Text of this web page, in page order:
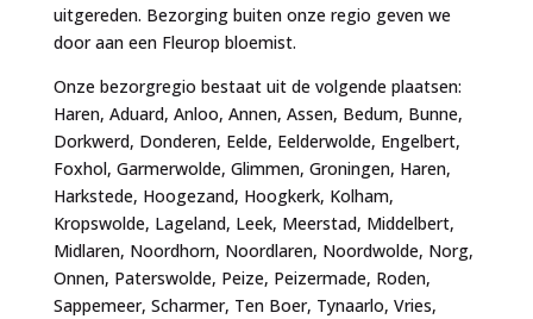
uitgereden. Bezorging buiten onze regio geven we
door aan een Fleurop bloemist.
Onze bezorgregio bestaat uit de volgende plaatsen:
Haren, Aduard, Anloo, Annen, Assen, Bedum, Bunne,
Dorkwerd, Donderen, Eelde, Eelderwolde, Engelbert,
Foxhol, Garmerwolde, Glimmen, Groningen, Haren,
Harkstede, Hoogezand, Hoogkerk, Kolham,
Kropswolde, Lageland, Leek, Meerstad, Middelbert,
Midlaren, Noordhorn, Noordlaren, Noordwolde, Norg,
Onnen, Paterswolde, Peize, Peizermade, Roden,
Sappemeer, Scharmer, Ten Boer, Tynaarlo, Vries,